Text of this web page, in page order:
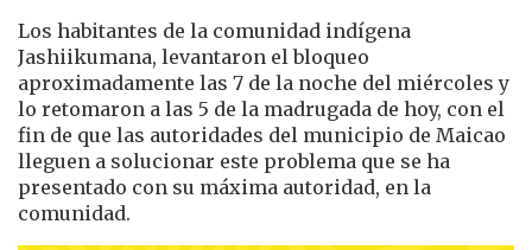
Los habitantes de la comunidad indígena
Jashiikumana, levantaron el bloqueo
aproximadamente las 7 de la noche del miércoles y
lo retomaron a las 5 de la madrugada de hoy, con el
fin de que las autoridades del municipio de Maicao
lleguen a solucionar este problema que se ha
presentado con su máxima autoridad, en la
comunidad.